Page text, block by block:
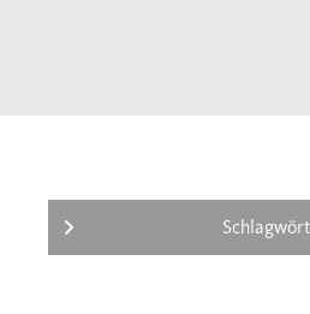
Tradition. Statt dessen
Traditionen in das